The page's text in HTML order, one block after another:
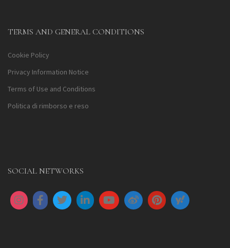
TERMS AND GENERAL CONDITIONS
Cookie Policy
Privacy Information Notice
Terms of Use and Conditions
Politica di rimborso e reso
SOCIAL NETWORKS